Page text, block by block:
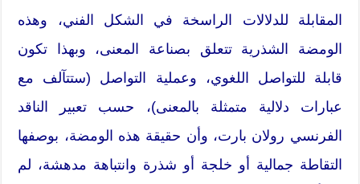
المقابلة للدلالات الراسخة في الشكل الفني، وهذه
الومضة الشذرية تتعلق بصناعة المعنى، وبهذا تكون
قابلة للتواصل اللغوي، وعملية التواصل (ستتآلف مع
عبارات دلالية متمثلة بالمعنى)، حسب تعبير الناقد
الفرنسي رولان بارت، وأن حقيقة هذه الومضة، بوصفها
التقاطة جمالية أو خلجة أو شذرة وانتباهة مدهشة، لم